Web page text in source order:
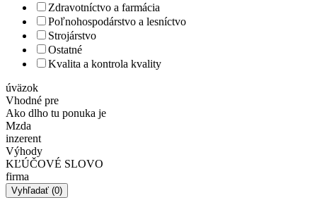
Zdravotníctvo a farmácia
Poľnohospodárstvo a lesníctvo
Strojárstvo
Ostatné
Kvalita a kontrola kvality
úväzok
Vhodné pre
Ako dlho tu ponuka je
Mzda
inzerent
Výhody
KĽÚČOVÉ SLOVO
firma